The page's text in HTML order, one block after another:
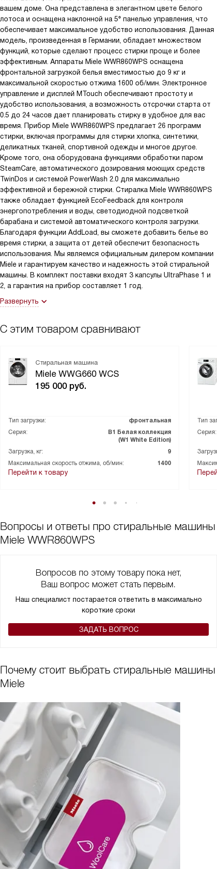
С этой машиной я чувствую себя уверенно и спокойно. Я знаю,
что мое белье будет идеально чистым и свежим, и мне не
придется тратить целый день на стирку. Я довольна покупкой
и рекомендую ее всем, кто ищет надежную и функциональную
стиральную машину.
вашем доме. Она представлена в элегантном цвете белого
лотоса и оснащена наклонной на 5° панелью управления, что
обеспечивает максимальное удобство использования. Данная
модель, произведенная в Германии, обладает множеством
функций, которые сделают процесс стирки проще и более
эффективным. Аппараты Miele WWR860WPS оснащена
фронтальной загрузкой белья вместимостью до 9 кг и
максимальной скоростью отжима 1600 об/мин. Электронное
управление и дисплей MTouch обеспечивают простоту и
удобство использования, а возможность отсрочки старта от
0.5 до 24 часов дает планировать стирку в удобное для вас
время. Прибор Miele WWR860WPS предлагает 26 программ
стирки, включая программы для стирки хлопка, синтетики,
деликатных тканей, спортивной одежды и многое другое.
Кроме того, она оборудована функциями обработки паром
SteamCare, автоматического дозирования моющих средств
TwinDos и системой PowerWash 2.0 для максимально
эффективной и бережной стирки. Стиралка Miele WWR860WPS
также обладает функцией EcoFeedback для контроля
энергопотребления и воды, светодиодной подсветкой
барабана и системой автоматического контроля загрузки.
Благодаря функции AddLoad, вы сможете добавить белье во
время стирки, а защита от детей обеспечит безопасность
использования. Мы являемся официальным дилером компании
Miele и гарантируем качество и надежность этой стиральной
машины. В комплект поставки входят 3 капсулы UltraPhase 1 и
2, а гарантия на прибор составляет 1 год.
Развернуть
С этим товаром сравнивают
Стиральная машина
Miele WWG660 WCS
195 000 руб.
Тип загрузки:
фронтальная
Серия:
В1 Белая коллекция
(W1 White Edition)
Загрузка, кг:
9
Максимальная скорость отжима, об/мин:
1400
Перейти к товару
Тип
Серия:
Вопросы и ответы про стиральные машины
Miele WWR860WPS
Вопросов по этому товару пока нет,
Ваш вопрос может стать первым.
Наш специалист постарается ответить в максимально
короткие сроки
ЗАДАТЬ ВОПРОС
Почему стоит выбрать стиральные машины
Miele